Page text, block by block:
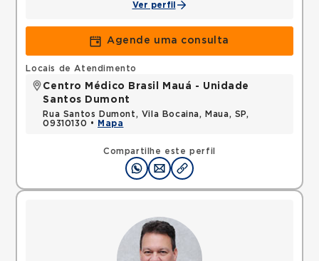
Ver perfil
Agende uma consulta
Compartilhe este perfil
Locais de Atendimento
Centro Médico Brasil Mauá - Unidade
Santos Dumont
Rua Santos Dumont, Vila Bocaina, Maua, SP,
09310130 •
Mapa